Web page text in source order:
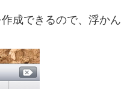
成できるので、浮かん